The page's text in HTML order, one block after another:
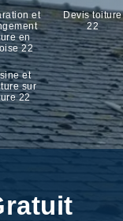
et
en
22
Devis toiture
22
et
sur
22